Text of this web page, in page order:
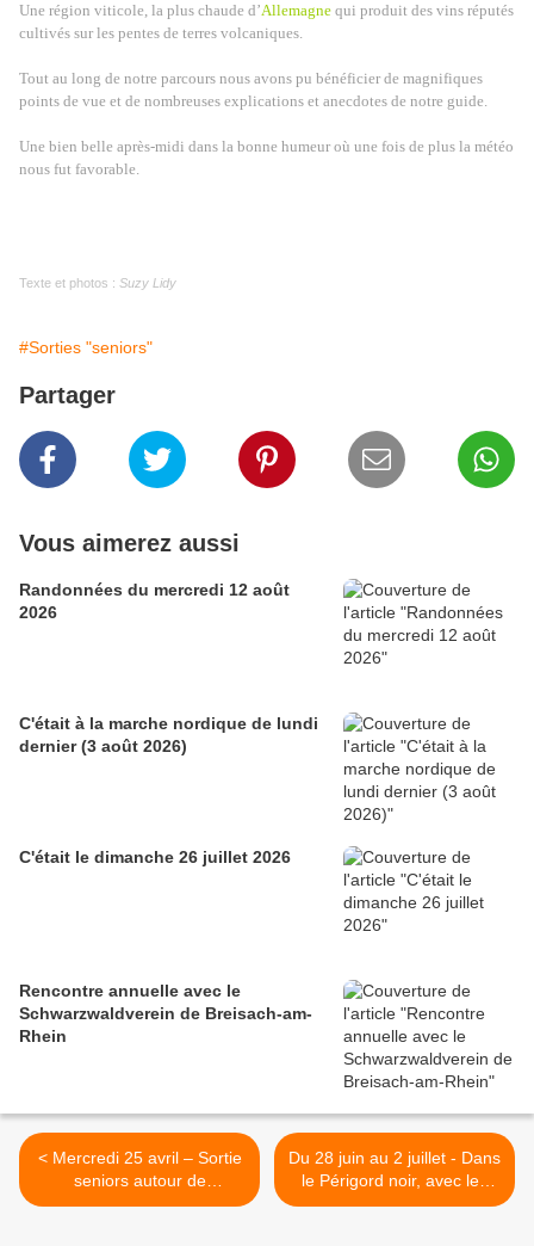
Une région viticole, la plus chaude d’Allemagne qui produit des vins réputés
cultivés sur les pentes de terres volcaniques.
Tout au long de notre parcours nous avons pu bénéficier de magnifiques
points de vue et de nombreuses explications et anecdotes de notre guide.
Une bien belle après-midi dans la bonne humeur où une fois de plus la météo
nous fut favorable.
Texte et photos : Suzy Lidy
#Sorties "seniors"
Partager
Vous aimerez aussi
Randonnées du mercredi 12 août
2026
C'était à la marche nordique de lundi
dernier (3 août 2026)
C'était le dimanche 26 juillet 2026
Rencontre annuelle avec le
Schwarzwaldverein de Breisach-am-
Rhein
< Mercredi 25 avril – Sortie
seniors autour de
Wasserbourg
Du 28 juin au 2 juillet - Dans
le Périgord noir, avec les
seniors >